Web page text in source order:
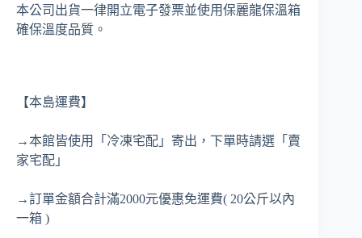
本公司出貨一律開立電子發票並使用保麗龍保溫箱
確保溫度品質。
【本島運費】
→本館皆使用「冷凍宅配」寄出，下單時請選「賣
家宅配」
→訂單金額合計滿2000元優惠免運費( 20公斤以內
一箱 )